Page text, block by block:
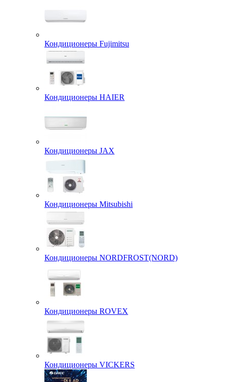
Кондиционеры Fujimitsu
Кондиционеры HAIER
Кондиционеры JAX
Кондиционеры Mitsubishi
Кондиционеры NORDFROST(NORD)
Кондиционеры ROVEX
Кондиционеры VICKERS